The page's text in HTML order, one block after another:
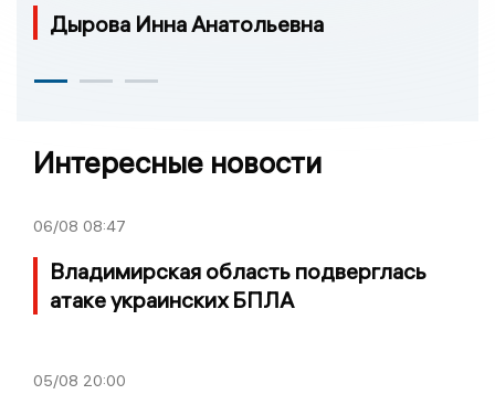
Дырова Инна Анатольевна
Интересные новости
06/08 08:47
Владимирская область подверглась
атаке украинских БПЛА
05/08 20:00